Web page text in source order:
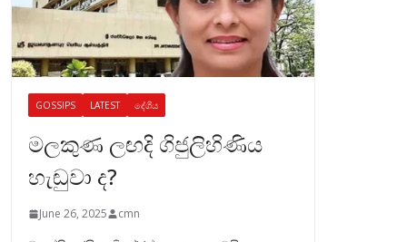
GOSSIPS LATEST දේශීය
මලකුණ ලඟදි ගිජුලිහිණිය
හැඬුවා ද?
June 26, 2025 cmn